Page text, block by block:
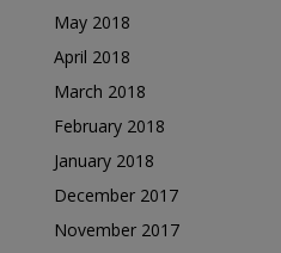
May 2018
April 2018
March 2018
February 2018
January 2018
December 2017
November 2017